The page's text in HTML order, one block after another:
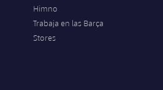
Himno
Trabaja en las Barça
Stores